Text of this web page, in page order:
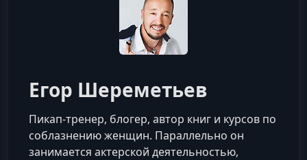
Егор Шереметьев
Пикап-тренер, блогер, автор книг и курсов по
соблазнению женщин. Параллельно он
занимается актерской деятельностью,